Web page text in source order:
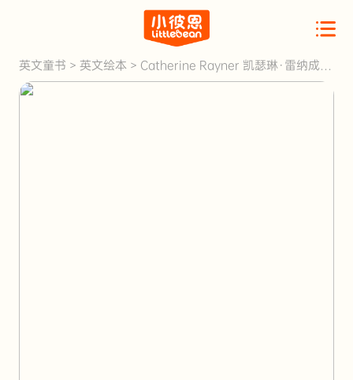
英文童书 > 英文绘本> Catherine Rayner 凯瑟琳·雷纳成长
绘本系列 套装5册 英文原版 点读版